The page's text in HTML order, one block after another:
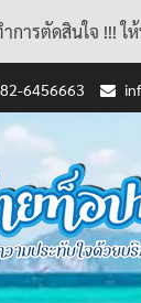
การตัดสินใจ !!!
6456663